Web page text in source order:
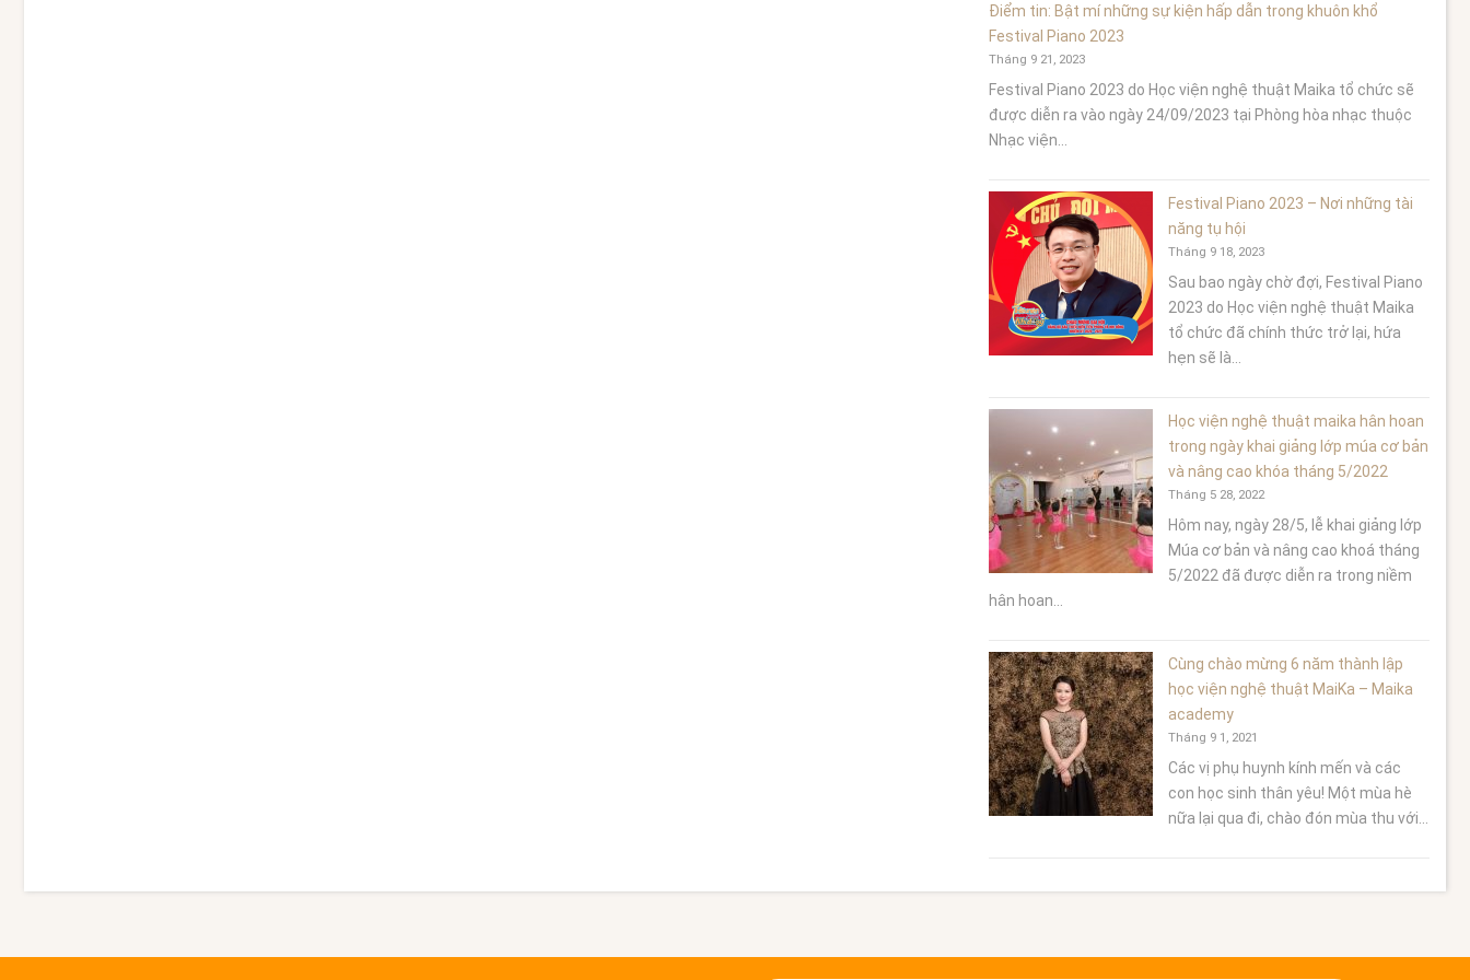
Điểm tin: Bật mí những sự kiện hấp dẫn trong khuôn khổ
Festival Piano 2023
Tháng 9 21, 2023
Festival Piano 2023 do Học viện nghệ thuật Maika tổ chức sẽ
được diễn ra vào ngày 24/09/2023 tại Phòng hòa nhạc thuộc
Nhạc viện...
Festival Piano 2023 – Nơi những tài
năng tụ hội
Tháng 9 18, 2023
Sau bao ngày chờ đợi, Festival Piano
2023 do Học viện nghệ thuật Maika
tổ chức đã chính thức trở lại, hứa
hẹn sẽ là...
Học viện nghệ thuật maika hân hoan
trong ngày khai giảng lớp múa cơ bản
và nâng cao khóa tháng 5/2022
Tháng 5 28, 2022
Hôm nay, ngày 28/5, lễ khai giảng lớp
Múa cơ bản và nâng cao khoá tháng
5/2022 đã được diễn ra trong niềm
hân hoan...
Cùng chào mừng 6 năm thành lập
học viện nghệ thuật MaiKa – Maika
academy
Tháng 9 1, 2021
Các vị phụ huynh kính mến và các
con học sinh thân yêu! Một mùa hè
nữa lại qua đi, chào đón mùa thu với...